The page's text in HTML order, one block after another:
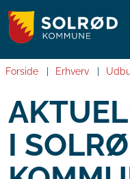
Forside Erhverv
I